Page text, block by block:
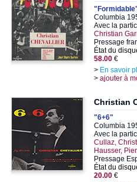
Columbia
Avec la
Christian
Pressage
État du
58.00 €
> En savoir
> ajouter à
Christian
"6+6"
Columbia
Avec la
Cullaz,
Hausser,
Pressage
État du
20.00 €